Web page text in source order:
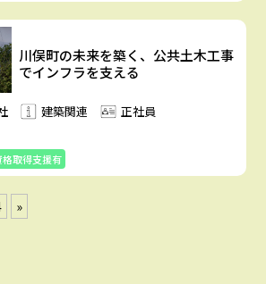
川俣町の未来を築く、公共土木工事
でインフラを支える
建築関連
正社員
格取得支援有
»